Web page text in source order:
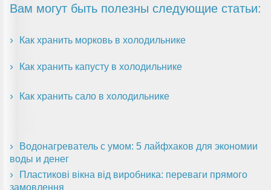
Вам могут быть полезны следующие статьи:
Как хранить морковь в холодильнике
Как хранить капусту в холодильнике
Как хранить сало в холодильнике
Водонагреватель с умом: 5 лайфхаков для экономии
воды и денег
Пластикові вікна від виробника: переваги прямого
замовлення